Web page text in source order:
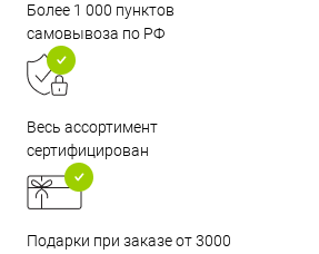
Более 1 000 пунктов
самовывоза по РФ
Весь ассортимент
сертифицирован
Подарки при заказе от 3000